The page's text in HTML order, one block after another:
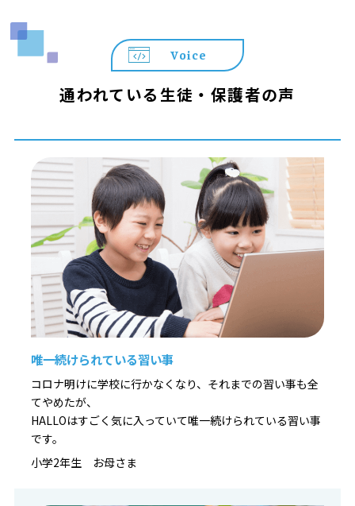
Voice
通われている生徒・保護者の声
唯一続けられている習い事
コロナ明けに学校に行かなくなり、それまでの習い事も全
てやめたが、
HALLOはすごく気に入っていて唯一続けられている習い事
です。
小学2年生 お母さま